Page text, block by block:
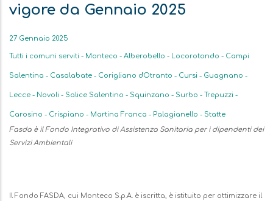
vigore da Gennaio 2025
Data
27 Gennaio 2025
Tutti i comuni serviti - Monteco - Alberobello - Locorotondo - Campi
Salentina - Casalabate - Corigliano d'Otranto - Cursi - Guagnano -
Lecce - Novoli - Salice Salentino - Squinzano - Surbo - Trepuzzi -
Carosino - Crispiano - Martina Franca - Palagianello - Statte
Sottotitolo
Fasda è il Fondo Integrativo di Assistenza Sanitaria per i dipendenti dei
Servizi Ambientali
Descrizione
Il Fondo FASDA, cui Monteco S.p.A. è iscritta, è istituito per ottimizzare il